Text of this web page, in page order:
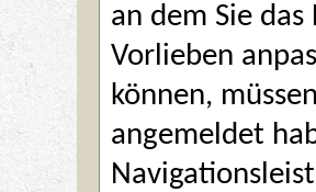
an dem Sie
Vorlieben
können,
angemeldet